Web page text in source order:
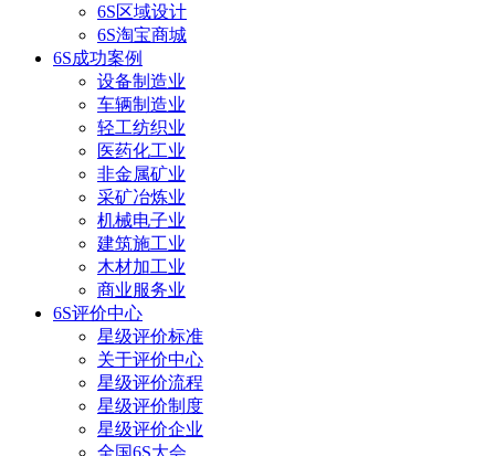
6S区域设计
6S淘宝商城
6S成功案例
设备制造业
车辆制造业
轻工纺织业
医药化工业
非金属矿业
采矿冶炼业
机械电子业
建筑施工业
木材加工业
商业服务业
6S评价中心
星级评价标准
关于评价中心
星级评价流程
星级评价制度
星级评价企业
全国6S大会